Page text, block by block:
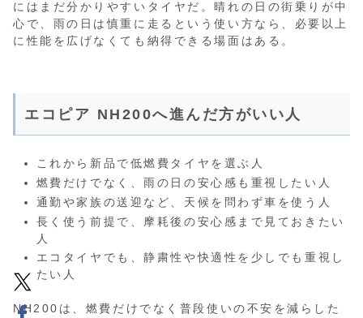
にはまだ分かりやすいタイヤだ。晴れの日の街乗りが中
心で、雨の日は慎重に走るという使い方なら、必要以上
に性能を広げなくても納得できる場面はある。
エコピア NH200へ進んだ方がいい人
これから新品で低燃費タイヤを選ぶ人
燃費だけでなく、雨の日の安心感も重視したい人
通勤や家族の送迎など、天候を問わず車を使う人
長く使う前提で、摩耗後の安心感まで見ておきたい
人
エコタイヤでも、静粛性や快適性を少しでも重視し
たい人
NH200は、燃費だけでなく普段使いの不安を減らした